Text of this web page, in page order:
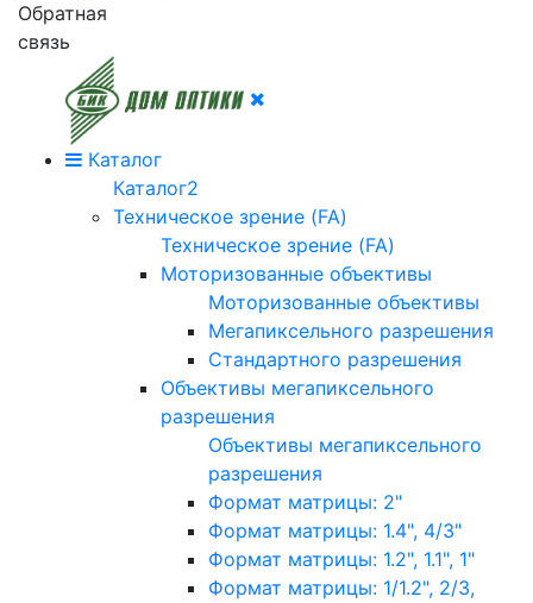
Обратная
связь
Каталог
Каталог2
Техническое зрение (FA)
Техническое зрение (FA)
Моторизованные объективы
Моторизованные объективы
Мегапиксельного разрешения
Стандартного разрешения
Объективы мегапиксельного
разрешения
Объективы мегапиксельного
разрешения
Формат матрицы: 2"
Формат матрицы: 1.4", 4/3"
Формат матрицы: 1.2", 1.1", 1"
Формат матрицы: 1/1.2", 2/3,